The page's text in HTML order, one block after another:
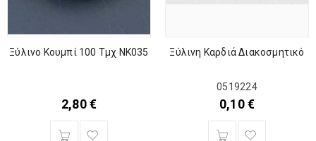
Ξύλινο Κουμπί 100 Τμχ NK035
2,80€
Ξύλινη Καρδιά Διακοσμητικό
0519224
0,10€